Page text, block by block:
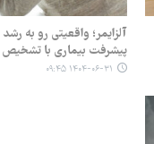
آلزایمر؛ واقعیتی رو به
پیشرفت بیماری با تشخیص
۱۴۰۴-۰۶-۳۱ ۰۹:۴۵